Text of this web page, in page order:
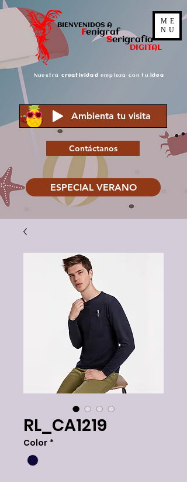
BIENVENIDOS A
Fenigraf
Serigrafía
DIGITAL
Nuestra creatividad empieza con tu idea
Ambienta tu visita
Contáctanos
ESPECIAL VERANO
ME
NU
RL_CA1219
Color *